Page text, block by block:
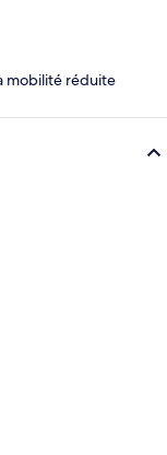
mobilité réduite